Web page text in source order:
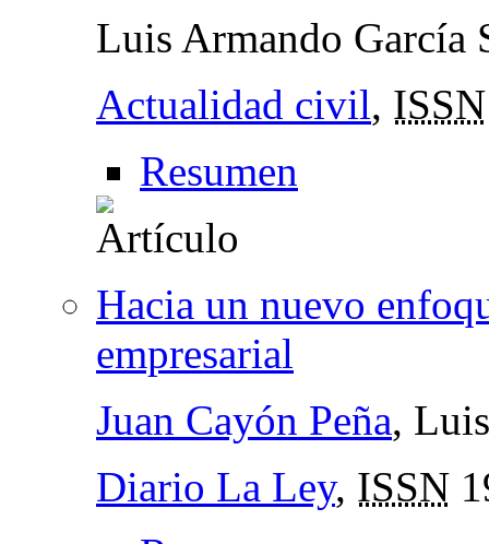
Luis Armando García
Actualidad civil, ISSN
Resumen
Hacia un nuevo
empresarial
Juan Cayón Peña,
Diario La Ley, ISSN